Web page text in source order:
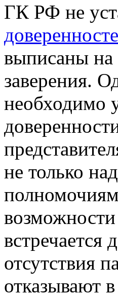
ГК РФ не
выписаны на
заверения.
необходимо
не только
возможности
встречается
отсутствия
отказывают